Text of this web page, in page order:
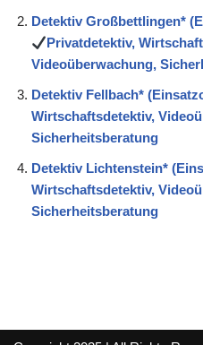
Detektiv Großbettlingen*
Privatdetektiv,
Videoüberwachung,
Detektiv Fellbach*
Wirtschaftsdetektiv,
Sicherheitsberatung
Detektiv Lichtenstein*
Wirtschaftsdetektiv,
Sicherheitsberatung